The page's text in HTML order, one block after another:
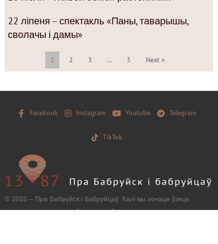
22 ліпеня – спектакль «Паны, таварышы,
сволачы і дамы»
1 2 3 … 5 Next »
Facebook Instagram Youtube Telegram
TikTok
© 2025 – Пра Бабруйск і бабруйцаў. Калі вы хочаце ўзяць
матэрыял з нашага сайту, захавайце, калі ласка, загаловак і